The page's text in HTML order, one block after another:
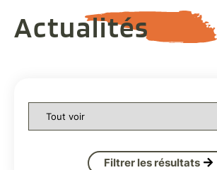
Actualités
une
actualité
par
thématique
Filtrer les résultats